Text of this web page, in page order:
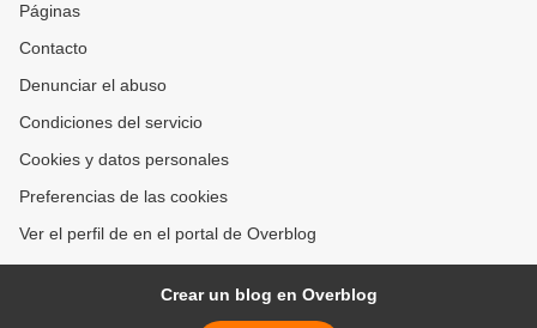
Páginas
Contacto
Denunciar el abuso
Condiciones del servicio
Cookies y datos personales
Preferencias de las cookies
Ver el perfil de en el portal de Overblog
Crear un blog en Overblog